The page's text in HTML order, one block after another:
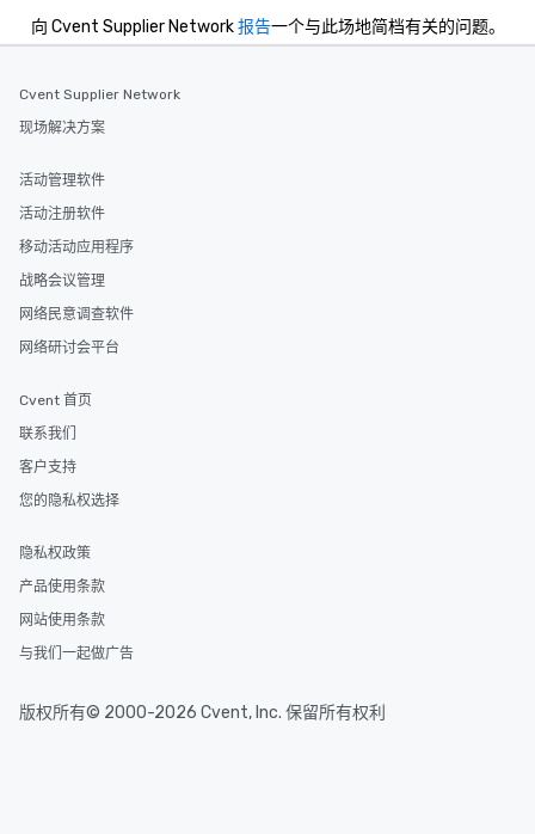
向 Cvent Supplier Network报告一个与此场地简档有关的问题。
Cvent Supplier Network
现场解决方案
活动管理软件
活动注册软件
移动活动应用程序
战略会议管理
网络民意调查软件
网络研讨会平台
Cvent 首页
联系我们
客户支持
您的隐私权选择
隐私权政策
产品使用条款
网站使用条款
与我们一起做广告
版权所有© 2000-2026 Cvent, Inc. 保留所有权利